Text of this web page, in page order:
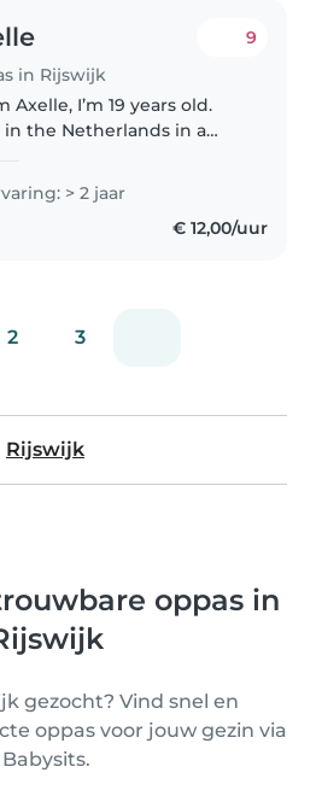
in Rijswijk
9
Axelle, I’m 19 years old.
in the Netherlands in a
and Dutch fluently. I
experiences in babysitting
young children from..
> 2 jaar
€ 12,00/uur
2 3
Rijswijk
oppas in
gezocht? Vind snel en
oppas voor jouw gezin via
Babysits.